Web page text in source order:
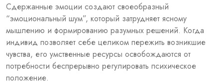
Сдержанные эмоции создают своеобразный
“эмоциональный шум”, который затрудняет ясному
мышлению и формированию разумных решений. Когда
индивид позволяет себе целиком пережить возникшие
чувства, его умственные ресурсы освобождаются от
потребности беспрерывно регулировать психическое
положение.